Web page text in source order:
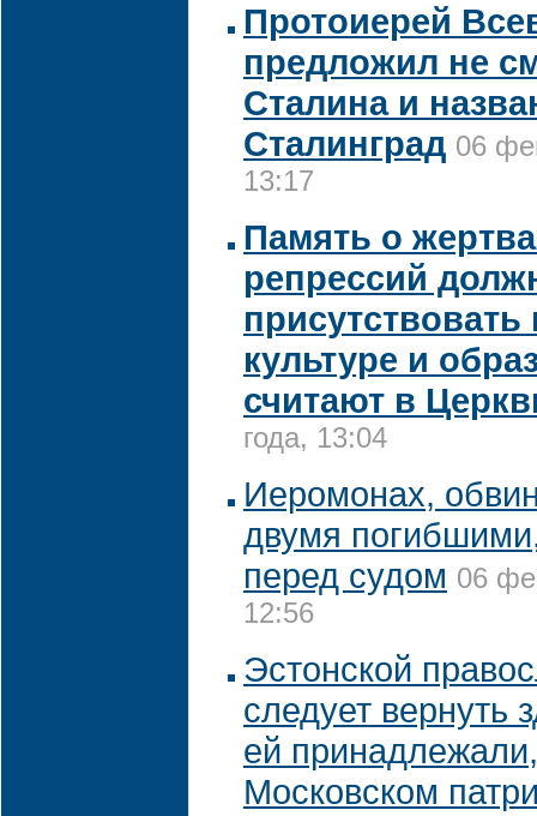
Протоиерей
предложил не
Сталина и
Сталинград 06
13:17
Память о
репрессий
культуре и
считают в
года, 13:04
Иеромонах,
двумя
перед судом 06
12:56
Эстонской
следует вернуть
ей
Московском